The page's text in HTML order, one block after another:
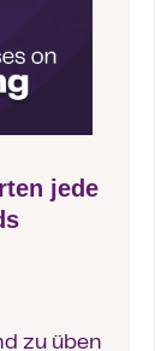
jede
zu üben